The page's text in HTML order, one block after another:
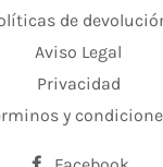
de
Aviso Legal
Privacidad
y